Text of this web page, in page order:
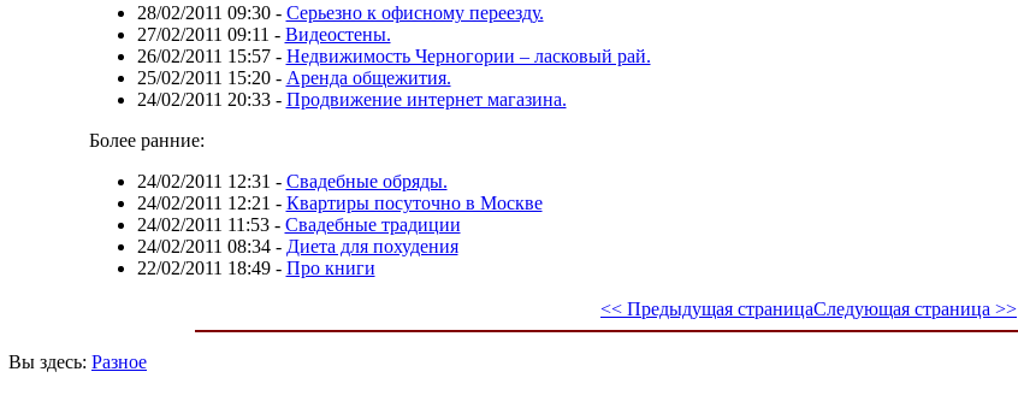
28/02/2011 09:30- Серьезно к офисному переезду.
27/02/2011 09:11 - Видеостены.
26/02/2011 15:57- Недвижимость Черногории – ласковый рай.
25/02/2011 15:20- Аренда общежития.
24/02/2011 20:33- Продвижение интернет магазина.
Более ранние:
24/02/2011 12:31 - Свадебные обряды.
24/02/2011 12:21 - Квартиры посуточно в Москве
24/02/2011 11:53- Свадебные традиции
24/02/2011 08:34- Диета для похудения
22/02/2011 18:49- Про книги
<< Предыдущая страницаСледующая страница >>
Вы здесь: Разное